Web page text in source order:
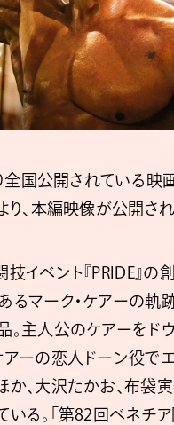
全国公開されている映
り、本編映像が公開され
技イベント『PRIDE』の
るマーク・ケアーの軌跡
主人公のケアーをドウ
ーの恋人ドーン役でエ
か、大沢たかお、布袋
いる。「第82回ベネチ